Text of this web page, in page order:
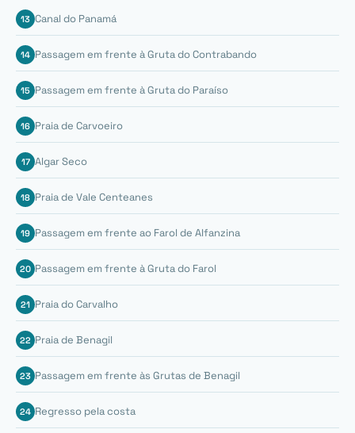
Canal do Panamá
Passagem em frente à Gruta do Contrabando
Passagem em frente à Gruta do Paraíso
Praia de Carvoeiro
Algar Seco
Praia de Vale Centeanes
Passagem em frente ao Farol de Alfanzina
Passagem em frente à Gruta do Farol
Praia do Carvalho
Praia de Benagil
Passagem em frente às Grutas de Benagil
Regresso pela costa